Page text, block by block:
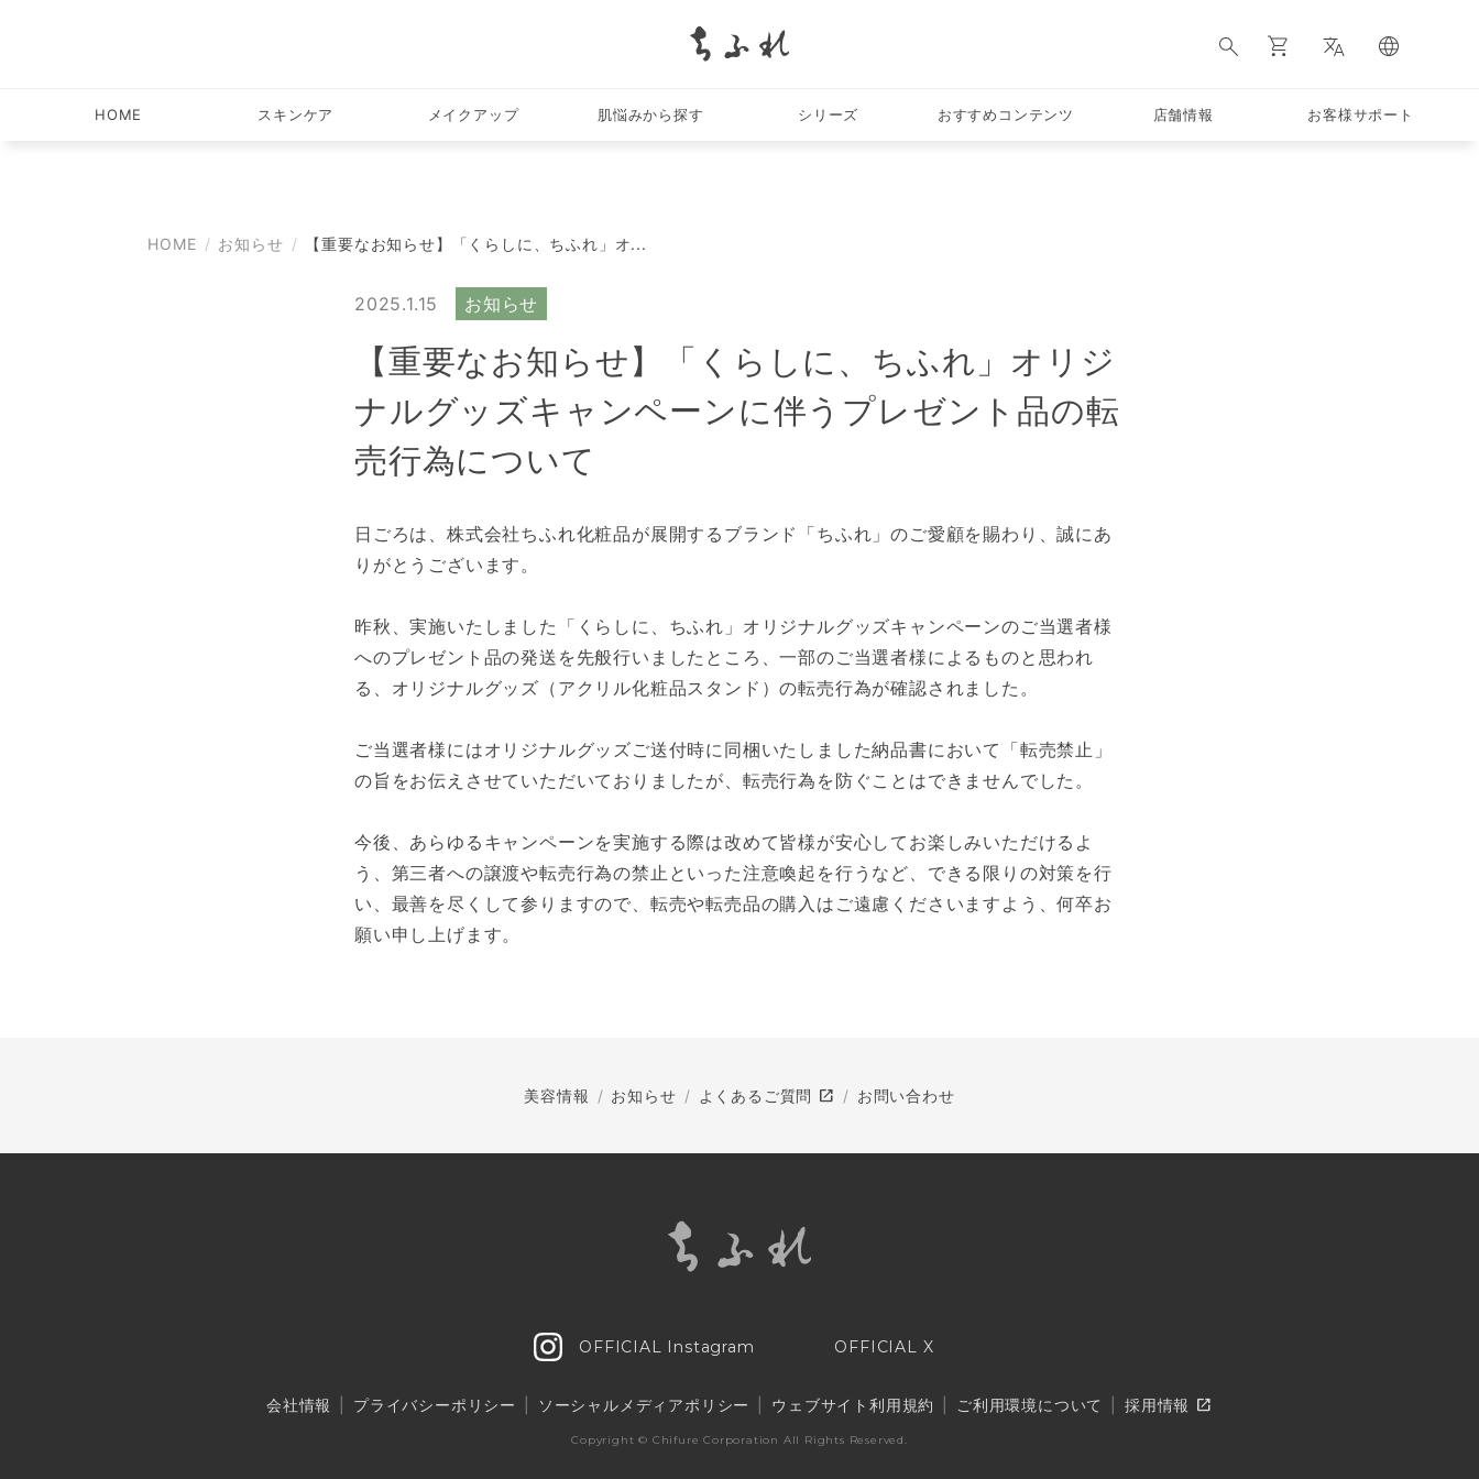
search
HOME スキンケア メイクアップ 肌悩みから探す シリーズ おすすめコンテンツ 店舗情報 お客様サポート
HOME お知らせ 【重要なお知らせ】「くらしに、ちふれ」オ...
2025.1.15 お知らせ
【重要なお知らせ】「くらしに、ちふれ」オリジ
ナルグッズキャンペーンに伴うプレゼント品の転
売行為について
日ごろは、株式会社ちふれ化粧品が展開するブランド「ちふれ」のご愛顧を賜わり、誠にあ
りがとうございます。
昨秋、実施いたしました「くらしに、ちふれ」オリジナルグッズキャンペーンのご当選者様
へのプレゼント品の発送を先般行いましたところ、一部のご当選者様によるものと思われ
る、オリジナルグッズ（アクリル化粧品スタンド）の転売行為が確認されました。
ご当選者様にはオリジナルグッズご送付時に同梱いたしました納品書において「転売禁止」
の旨をお伝えさせていただいておりましたが、転売行為を防ぐことはできませんでした。
今後、あらゆるキャンペーンを実施する際は改めて皆様が安心してお楽しみいただけるよ
う、第三者への譲渡や転売行為の禁止といった注意喚起を行うなど、できる限りの対策を行
い、最善を尽くして参りますので、転売や転売品の購入はご遠慮くださいますよう、何卒お
願い申し上げます。
美容情報 お知らせ よくあるご質問 open_in_new お問い合わせ
OFFICIAL Instagram OFFICIAL X
会社情報 プライバシーポリシー ソーシャルメディアポリシー ウェブサイト利用規約 ご利用環境について 採用情報 open_in_new
Copyright © Chifure Corporation All Rights Reserved.